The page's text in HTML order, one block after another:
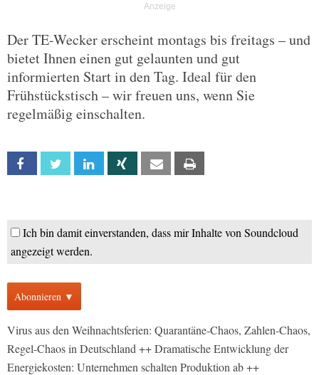
Der TE-Wecker erscheint montags bis freitags – und
bietet Ihnen einen gut gelaunten und gut
informierten Start in den Tag. Ideal für den
Frühstückstisch – wir freuen uns, wenn Sie
regelmäßig einschalten.
Facebook Twitter Linkedin Xing Email
Ich bin damit einverstanden, dass mir Inhalte von Soundcloud
angezeigt werden.
Abonnieren ▼
Virus aus den Weihnachtsferien: Quarantäne-Chaos, Zahlen-Chaos,
Regel-Chaos in Deutschland ++ Dramatische Entwicklung der
Energiekosten: Unternehmen schalten Produktion ab ++